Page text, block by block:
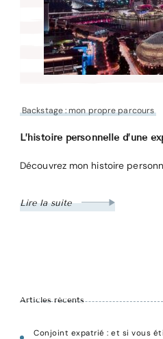
Backstage : mon propre parcours
L’histoire personnelle d’une
Découvrez mon histoire
Lire la suite
Articles récents
Conjoint expatrié : et si vous